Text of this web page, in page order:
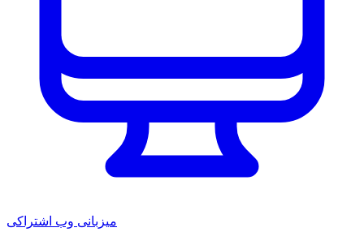
میزبانی وب اشتراکی